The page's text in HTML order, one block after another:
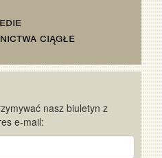
ciągłe
nasz biuletyn z
e-mail: